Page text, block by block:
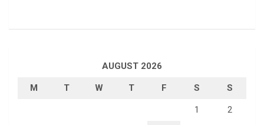
AUGUST 2026
M T W T F S S
1 2